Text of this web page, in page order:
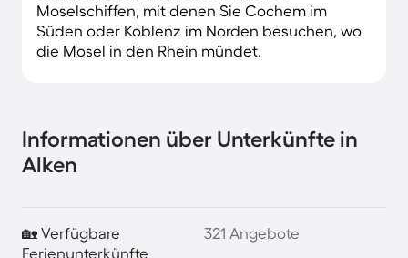
Moselschiffen, mit denen Sie Cochem im
Süden oder Koblenz im Norden besuchen, wo
die Mosel in den Rhein mündet.
Informationen über Unterkünfte in
Alken
🏡 Verfügbare
Ferienunterkünfte
321 Angebote